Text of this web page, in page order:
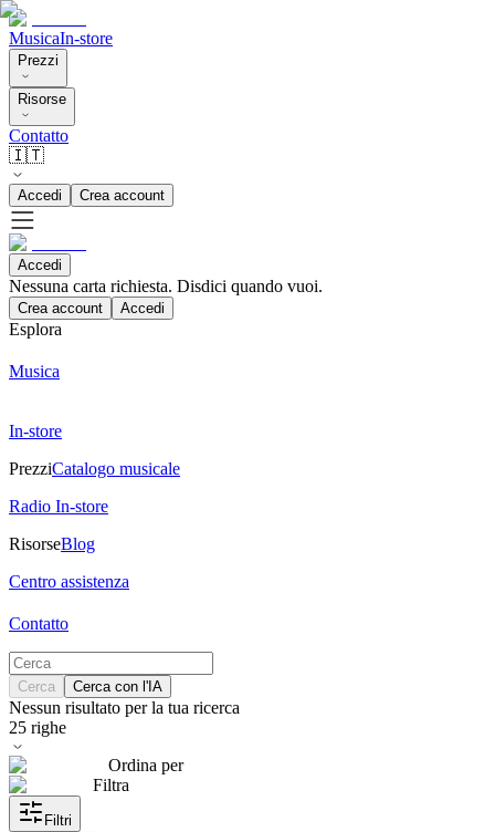
MusicaIn-store
Prezzi
Risorse
Contatto
🇮🇹
Accedi Crea account
Accedi
Nessuna carta richiesta. Disdici quando vuoi.
Crea account Accedi
Esplora
Musica
In-store
PrezziCatalogo musicale
Radio In-store
RisorseBlog
Centro assistenza
Contatto
Cerca Cerca con l'IA
Nessun risultato per la tua ricerca
25 righe
Ordina per
Filtra
Filtri